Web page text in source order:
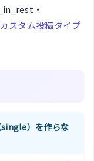
・
カスタム投稿タイプ
single）を作らな